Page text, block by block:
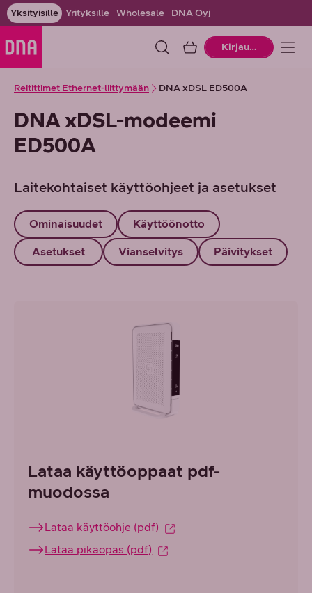
Yksityisille Yrityksille Wholesale DNA Oyj
OstoskoriKirjaudu
Reitittimet Ethernet-liittymään DNA xDSL ED500A
DNA xDSL-modeemi
ED500A
Laitekohtaiset käyttöohjeet ja asetukset
Ominaisuudet Käyttöönotto
Asetukset Vianselvitys Päivitykset
Lataa käyttöoppaat pdf-
muodossa
Lataa käyttöohje (pdf)
Lataa pikaopas (pdf)